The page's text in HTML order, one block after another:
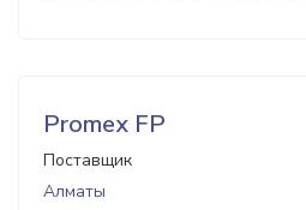
Promex FP
Поставщик
Алматы